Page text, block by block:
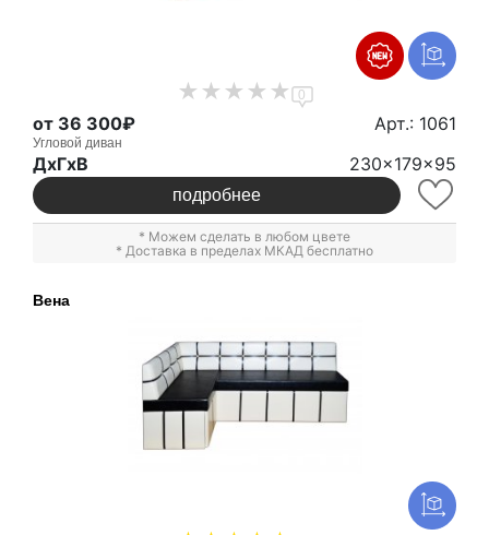
0
от 36 300₽ Арт.: 1061
Угловой диван
ДxГxВ 230x179x95
подробнее
* Можем сделать в любом цвете
* Доставка в пределах МКАД бесплатно
Вена